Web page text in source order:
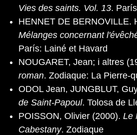
Vies des saints. Vol. 13.
HENNET DE BERNOVILLE.
Mélanges concernant
París: Lainé et Havard
NOUGARET, Jean; i altres
roman. Zodiaque: La Pierre-
ODOL Jean, JUNGBLUT,
de Saint-Papoul. Tolosa de
POISSON, Olivier (2000). Le
Cabestany. Zodiaque